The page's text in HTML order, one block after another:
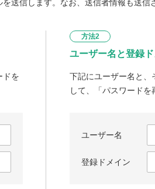
送信します。なお、送信者情報も送信
ドを
方法2
ユーザー名と登録
下記にユーザー名と、
して、「パスワードを
ユーザー名
登録ドメイン